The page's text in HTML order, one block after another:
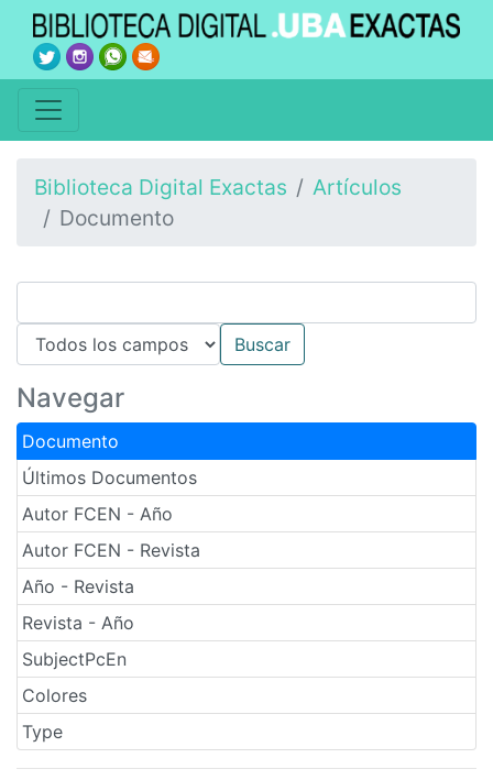
Biblioteca Digital Exactas
Artículos
Documento
Navegar
Documento
Últimos Documentos
Autor FCEN - Año
Autor FCEN - Revista
Año - Revista
Revista - Año
SubjectPcEn
Colores
Type